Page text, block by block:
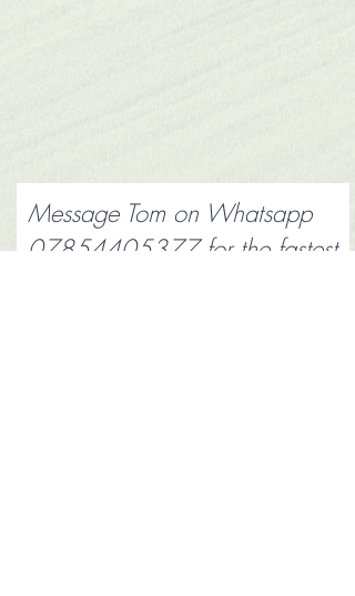
Message Tom on Whatsapp
07854405377for the fastest